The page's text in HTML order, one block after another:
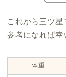
これから三ツ
参考になれば幸
体重